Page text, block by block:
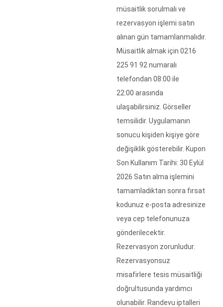
müsaitlik sorulmalı ve
rezervasyon işlemi satın
alınan gün tamamlanmalıdır.
Müsaitlik almak için 0216
225 91 92 numaralı
telefondan 08:00 ile
22:00 arasında
ulaşabilirsiniz. Görseller
temsilidir. Uygulamanın
sonucu kişiden kişiye göre
değişiklik gösterebilir. Kupon
Son Kullanım Tarihi: 30 Eylül
2026 Satın alma işlemini
tamamladıktan sonra fırsat
kodunuz e-posta adresinize
veya cep telefonunuza
gönderilecektir.
Rezervasyon zorunludur.
Rezervasyonsuz
misafirlere tesis müsaitliği
doğrultusunda yardımcı
olunabilir. Randevu iptalleri